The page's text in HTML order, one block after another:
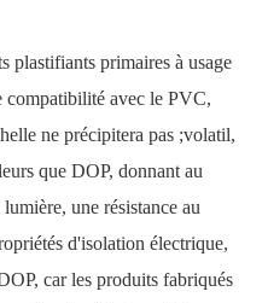
plastifiants primaires à usage
compatibilité avec le PVC,
ne précipitera pas ;volatil,
que DOP, donnant au
une résistance au
d'isolation électrique,
car les produits fabriqués